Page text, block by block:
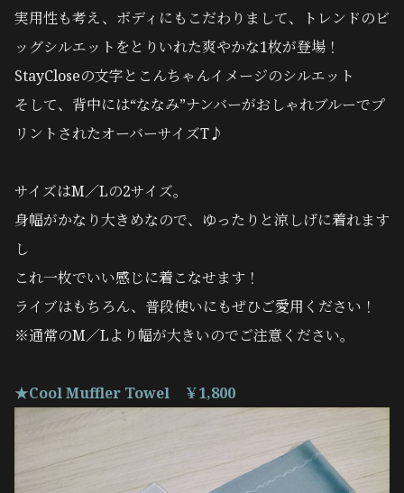
実用性も考え、 ボディにもこだわりまして、
トレンドのビ
ッグシルエットをとりいれた爽やかな1枚が登場！
StayCloseの文字とこんちゃんイメージのシルエット
そして、背中には“ななみ”ナンバーがおしゃれブルーでプ
リントされたオーバーサイズT♪
サイズはM／Lの2サイズ。
身幅がかなり大きめなので、ゆったりと涼しげに着れます
し
これ一枚でいい感じに着こなせます！
ライブはもちろん、普段使いにもぜひご愛用ください！
※通常のM／Lより幅が大きいのでご注意ください。
★Cool Muffler Towel ￥1,800